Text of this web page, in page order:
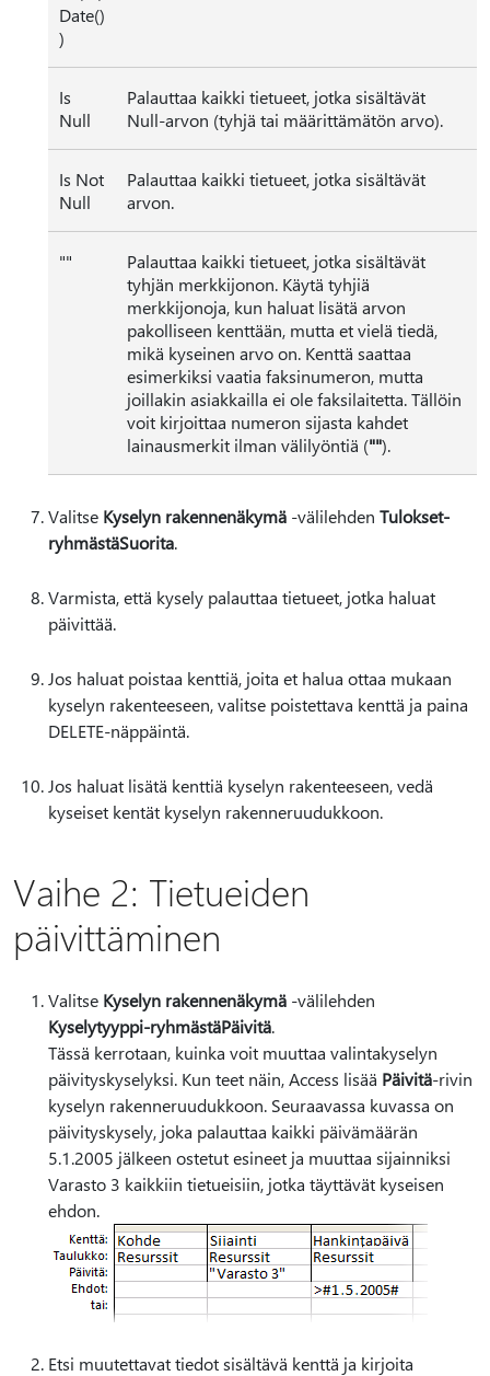
Date()
)
Is
Null
Palauttaa kaikki tietueet, jotka sisältävät
Null-arvon (tyhjä tai määrittämätön arvo).
Is Not
Null
Palauttaa kaikki tietueet, jotka sisältävät
arvon.
""
Palauttaa kaikki tietueet, jotka sisältävät
tyhjän merkkijonon. Käytä tyhjiä
merkkijonoja, kun haluat lisätä arvon
pakolliseen kenttään, mutta et vielä tiedä,
mikä kyseinen arvo on. Kenttä saattaa
esimerkiksi vaatia faksinumeron, mutta
joillakin asiakkailla ei ole faksilaitetta. Tällöin
voit kirjoittaa numeron sijasta kahdet
lainausmerkit ilman välilyöntiä ("").
Valitse Kyselyn rakennenäkymä -välilehden Tulokset-
ryhmästäSuorita.
Varmista, että kysely palauttaa tietueet, jotka haluat
päivittää.
Jos haluat poistaa kenttiä, joita et halua ottaa mukaan
kyselyn rakenteeseen, valitse poistettava kenttä ja paina
DELETE-näppäintä.
Jos haluat lisätä kenttiä kyselyn rakenteeseen, vedä
kyseiset kentät kyselyn rakenneruudukkoon.
Vaihe 2: Tietueiden
päivittäminen
Valitse Kyselyn rakennenäkymä -välilehden
Kyselytyyppi-ryhmästäPäivitä.
Tässä kerrotaan, kuinka voit muuttaa valintakyselyn
päivityskyselyksi. Kun teet näin, Access lisää Päivitä-rivin
kyselyn rakenneruudukkoon. Seuraavassa kuvassa on
päivityskysely, joka palauttaa kaikki päivämäärän
5.1.2005 jälkeen ostetut esineet ja muuttaa sijainniksi
Varasto 3 kaikkiin tietueisiin, jotka täyttävät kyseisen
ehdon.
Etsi muutettavat tiedot sisältävä kenttä ja kirjoita